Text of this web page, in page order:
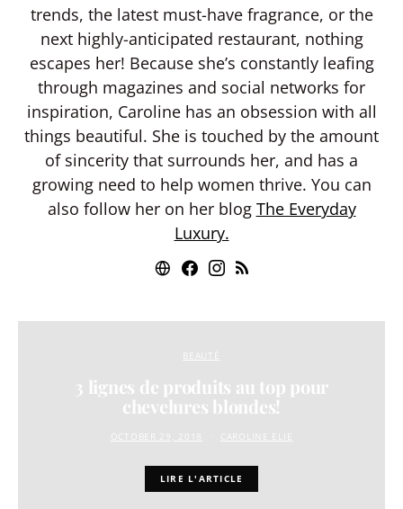
trends, the latest must-have fragrance, or the
next highly-anticipated restaurant, nothing
escapes her! Because she’s constantly leafing
through magazines and social networks for
inspiration, Caroline has an obsession with all
things beautiful. She is touched by the amount
of sincerity that surrounds her, and has a
growing need to help women thrive. You can
also follow her on her blog The Everyday
Luxury.
BEAUTÉ
3 lignes de produits au top pour
chevelures blondes!
OCTOBER 29, 2018 CAROLINE ELIE
LIRE L'ARTICLE